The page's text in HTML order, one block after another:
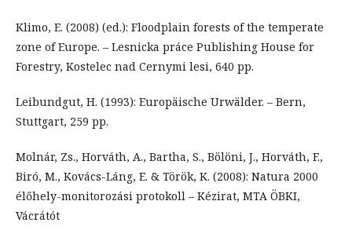
Klimo, E. (2008) (ed.): Floodplain forests of the temperate
zone of Europe. – Lesnicka práce Publishing House for
Forestry, Kostelec nad Cernymi lesi, 640 pp.
Leibundgut, H. (1993): Europäische Urwälder. – Bern,
Stuttgart, 259 pp.
Molnár, Zs., Horváth, A., Bartha, S., Bölöni, J., Horváth, F.,
Biró, M., Kovács-Láng, E. & Török, K. (2008): Natura 2000
élőhely-monitorozási protokoll – Kézirat, MTA ÖBKI,
Vácrátót